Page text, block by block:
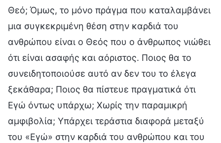
Θεό; Όμως, το μόνο πράγμα που καταλαμβάνει
μια συγκεκριμένη θέση στην καρδιά του
ανθρώπου είναι ο Θεός που ο άνθρωπος νιώθει
ότι είναι ασαφής και αόριστος. Ποιος θα το
συνειδητοποιούσε αυτό αν δεν του το έλεγα
ξεκάθαρα; Ποιος θα πίστευε πραγματικά ότι
Εγώ όντως υπάρχω; Χωρίς την παραμικρή
αμφιβολία; Υπάρχει τεράστια διαφορά μεταξύ
του «Εγώ» στην καρδιά του ανθρώπου και του